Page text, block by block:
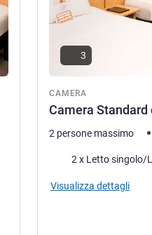
CAMERA
Camera Standard
3
2 persone massimo
Biancheria da letto
2 x Letto singolo/
Visualizza dettagli